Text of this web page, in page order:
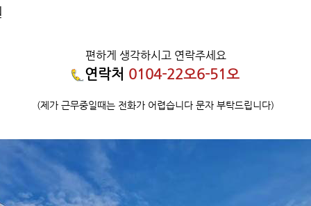
편하게 생각하시고 연락주세요
연락처 0104-22오6-51오
(제가 근무중일때는 전화가 어렵습니다 문자 부탁드립니다)